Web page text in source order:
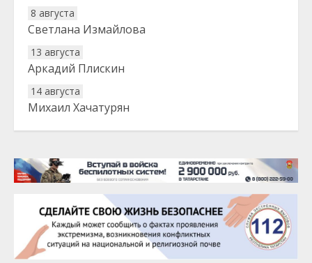
8 августа
Светлана Измайлова
13 августа
Аркадий Плискин
14 августа
Михаил Хачатурян
20 августа
22 августа
Евгений Ефимов
25 августа
Сэсэгма Бубеева
28 августа